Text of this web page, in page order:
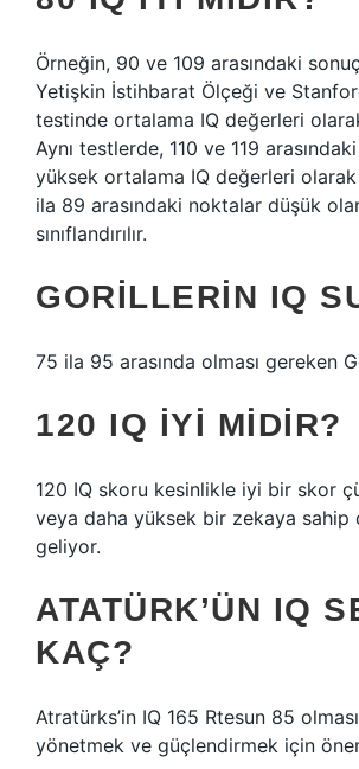
Örneğin, 90 ve 109 arasındaki
Yetişkin İstihbarat Ölçeği ve
testinde ortalama IQ değerleri
Aynı testlerde, 110 ve 119
yüksek ortalama IQ değerleri
ila 89 arasındaki noktalar düşük
sınıflandırılır.
GORILLERIN IQ
75 ila 95 arasında olması gereken
120 IQ IYI MIDIR?
120 IQ skoru kesinlikle iyi bir skor
veya daha yüksek bir zekaya sahip
geliyor.
ATATÜRK’ÜN IQ
KAÇ?
Atratürks’in IQ 165 Rtesun 85
yönetmek ve güçlendirmek için